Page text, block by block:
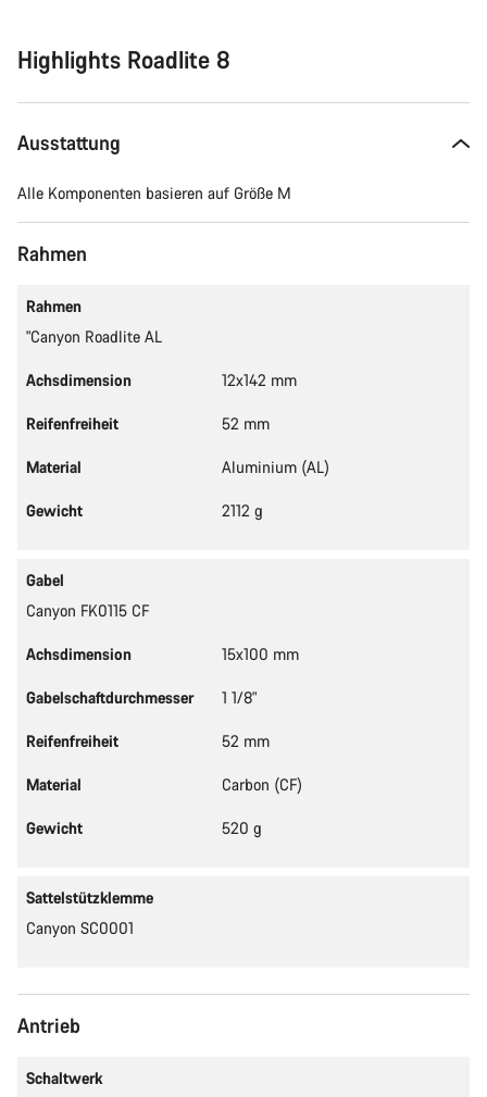
Highlights Roadlite 8
Ausstattung
Alle Komponenten basieren auf Größe M
Rahmen
Rahmen
"Canyon Roadlite AL
Achsdimension 12x142 mm
Reifenfreiheit 52 mm
Material Aluminium (AL)
Gewicht 2112 g
Gabel
Canyon FK0115 CF
Achsdimension 15x100 mm
Gabelschaftdurchmesser 1 1/8"
Reifenfreiheit 52 mm
Material Carbon (CF)
Gewicht 520 g
Sattelstützklemme
Canyon SC0001
Antrieb
Schaltwerk